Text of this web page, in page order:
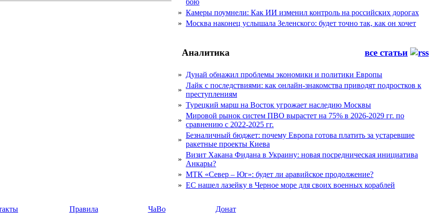
бою
» Камеры поумнели: Как ИИ изменил контроль на российских дорогах
» Москва наконец услышала Зеленского: будет точно так, как он хочет
Аналитика все статьи
» Дунай обнажил проблемы экономики и политики Европы
»
Лайк с последствиями: как онлайн-знакомства приводят подростков к
преступлениям
» Турецкий марш на Восток угрожает наследию Москвы
»
Мировой рынок систем ПВО вырастет на 75% в 2026-2029 гг. по
сравнению с 2022-2025 гг.
»
Безналичный бюджет: почему Европа готова платить за устаревшие
ракетные проекты Киева
»
Визит Хакана Фидана в Украину: новая посредническая инициатива
Анкары?
» МТК «Север – Юг»: будет ли аравийское продолжение?
» ЕС нашел лазейку в Черное море для своих военных кораблей
Правила ЧаВо
Донат